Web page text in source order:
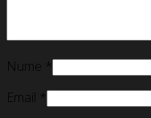
Nume *
Email *